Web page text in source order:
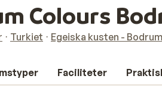
Colours
Turkiet Egeiska kusten -
Faciliteter